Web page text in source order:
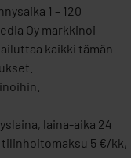
1 – 120
Oy markkinoi
kaikki tämän
laina-aika 24
tilinhoitomaksu 5 €/kk,